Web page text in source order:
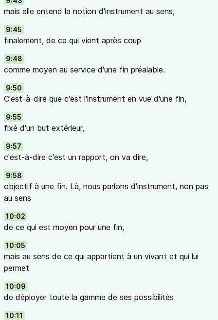
mais elle entend la notion d'instrument au sens,
9:45
finalement, de ce qui vient après coup
9:48
comme moyen au service d'une fin préalable.
9:50
C'est-à-dire que c'est l'instrument en vue d'une fin,
9:55
fixé d'un but extérieur,
9:57
c'est-à-dire c'est un rapport, on va dire,
9:58
objectif à une fin. Là, nous parlons d'instrument, non pas
au sens
10:02
de ce qui est moyen pour une fin,
10:05
mais au sens de ce qui appartient à un vivant et qui lui
permet
10:09
de déployer toute la gamme de ses possibilités
10:11